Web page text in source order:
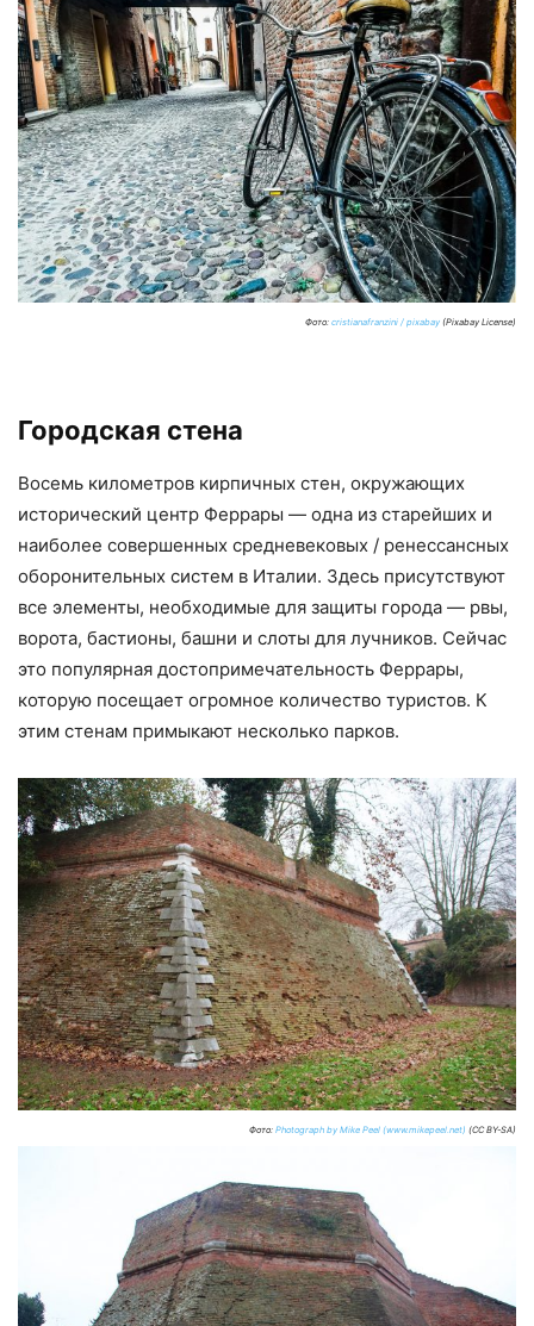
Фото: cristianafranzini / pixabay (Pixabay License)
Городская стена
Восемь километров кирпичных стен, окружающих
исторический центр Феррары — одна из старейших и
наиболее совершенных средневековых / ренессансных
оборонительных систем в Италии. Здесь присутствуют
все элементы, необходимые для защиты города — рвы,
ворота, бастионы, башни и слоты для лучников. Сейчас
это популярная достопримечательность Феррары,
которую посещает огромное количество туристов. К
этим стенам примыкают несколько парков.
Фото: Photograph by Mike Peel (www.mikepeel.net) (CC BY-SA)